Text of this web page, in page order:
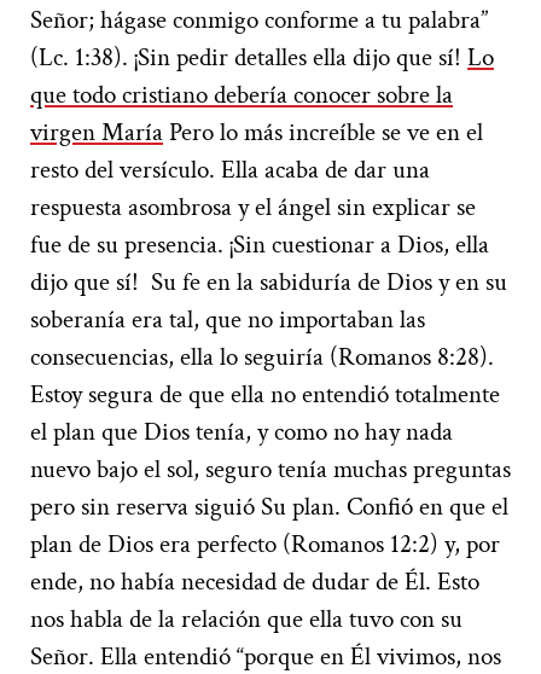
Señor; hágase conmigo conforme a tu palabra”
(Lc. 1:38). ¡Sin pedir detalles ella dijo que sí! Lo
que todo cristiano debería conocer sobre la
virgen MaríaPero lo más increíble se ve en el
resto del versículo. Ella acaba de dar una
respuesta asombrosa y el ángel sin explicar se
fue de su presencia. ¡Sin cuestionar a Dios, ella
dijo que sí! Su fe en la sabiduría de Dios y en su
soberanía era tal, que no importaban las
consecuencias, ella lo seguiría (Romanos 8:28).
Estoy segura de que ella no entendió totalmente
el plan que Dios tenía, y como no hay nada
nuevo bajo el sol, seguro tenía muchas preguntas
pero sin reserva siguió Su plan. Confió en que el
plan de Dios era perfecto (Romanos 12:2) y, por
ende, no había necesidad de dudar de Él. Esto
nos habla de la relación que ella tuvo con su
Señor. Ella entendió “porque en Él vivimos, nos